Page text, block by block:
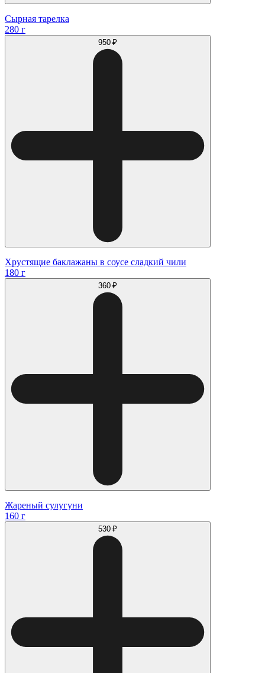
Сырная тарелка
280 г
950 ₽
Хрустящие баклажаны в соусе сладкий чили
180 г
360 ₽
Жареный сулугуни
160 г
530 ₽